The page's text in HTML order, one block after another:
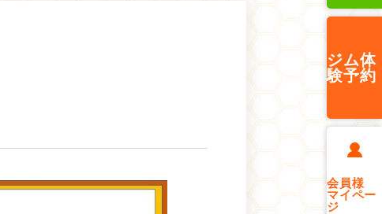
ジム体
験予約
会員様
マイペー
ジ